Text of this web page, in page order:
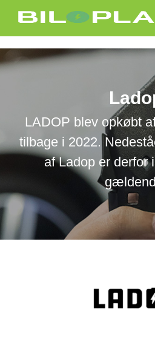
LADOP blev opkøbt
tilbage i 2022.
af Ladop er